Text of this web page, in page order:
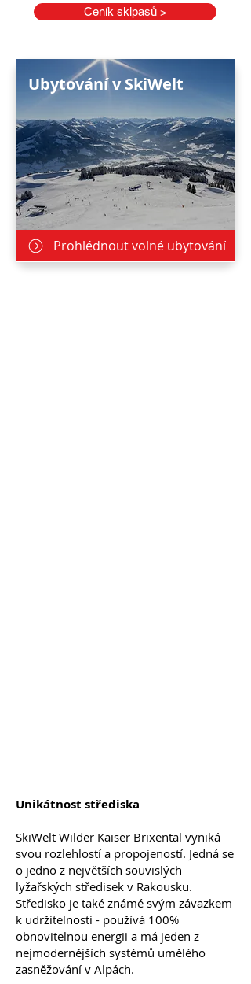
Ceník skipasů >
Ubytování v SkiWelt
Prohlédnout volné ubytování
Unikátnost střediska
SkiWelt Wilder Kaiser Brixental vyniká
svou rozlehlostí a propojeností. Jedná se
o jedno z největších souvislých
lyžařských středisek v Rakousku.
Středisko je také známé svým závazkem
k udržitelnosti - používá 100%
obnovitelnou energii a má jeden z
nejmodernějších systémů umělého
zasněžování v Alpách.